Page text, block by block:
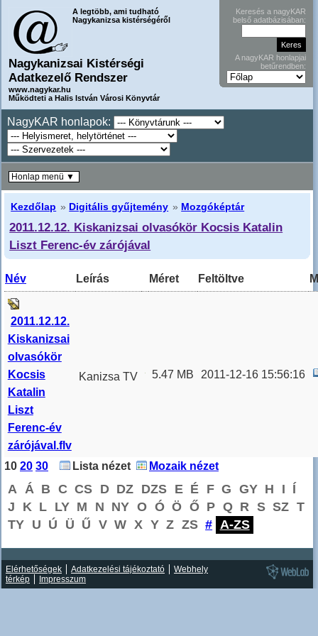
A legtöbb, ami tudható
Nagykanizsa kistérségéről
Nagykanizsai Kistérségi
Adatkezelő Rendszer
www.nagykar.hu
Működteti a Halis István Városi Könyvtár
Keresés a nagyKAR
belső adatbázisában:
A nagyKAR honlapjai
betűrendben:
NagyKAR honlapok:
Kezdőlap » Digitális gyűjtemény » Mozgóképtár
2011.12.12. Kiskanizsai olvasókör Kocsis Katalin
Liszt Ferenc-év zárójával
Név Leírás Méret Feltöltve
2011.12.12.
Kiskanizsai
olvasókör
Kocsis
Katalin
Liszt
Ferenc-év
zárójával.flv
Kanizsa TV
5.47 MB 2011-12-16 15:56:16
10 20 30 Lista nézet Mozaik nézet
A Á B C CS D DZ DZS E É F G GY H I Í
J
K L LY M N NY O Ó Ö Ő P Q R S SZ T
TY U Ú Ü Ű V W X Y Z ZS # A-ZS
Honlap menü ▼
Elérhetőségek Adatkezelési tájékoztató
Webhely
térkép
Impresszum